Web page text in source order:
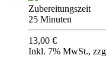
Zubereitungszeit
25 Minuten
13,00 €
Inkl. 7% MwSt.,